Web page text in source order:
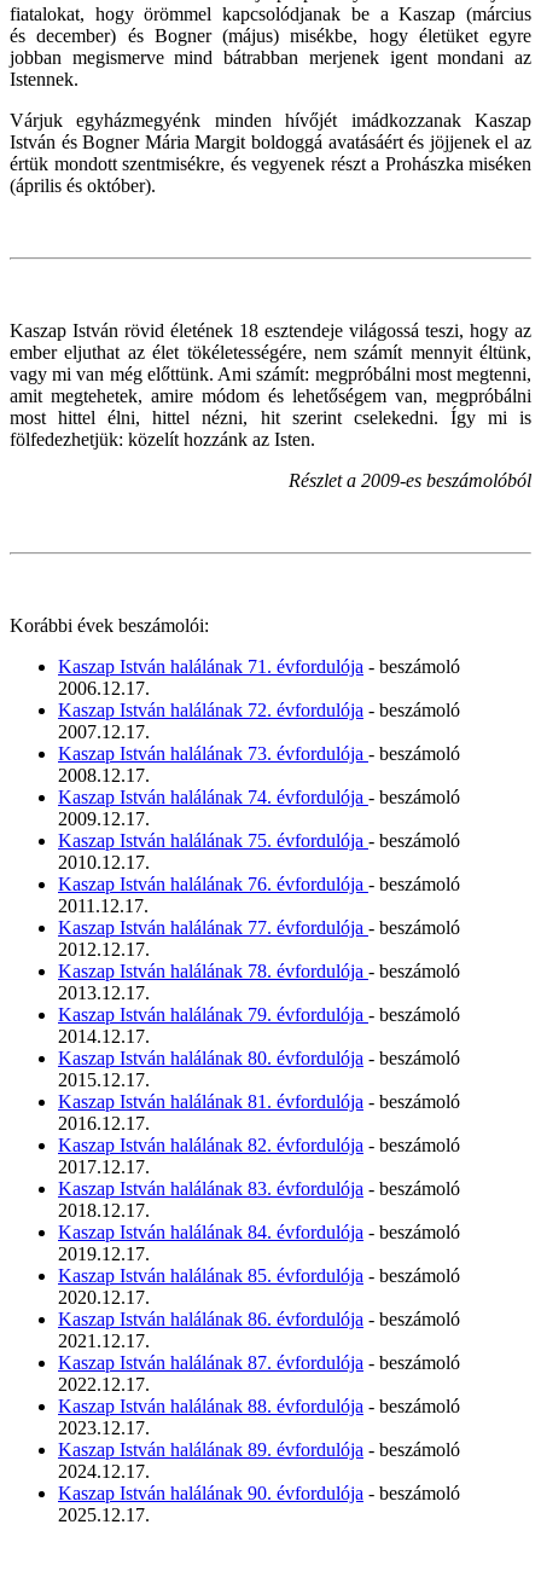
fiatalokat, hogy örömmel kapcsolódjanak be a Kaszap (március
és december) és Bogner (május) misékbe, hogy életüket egyre
jobban megismerve mind bátrabban merjenek igent mondani az
Istennek.
Várjuk egyházmegyénk minden hívőjét imádkozzanak Kaszap
István és Bogner Mária Margit boldoggá avatásáért és jöjjenek el az
értük mondott szentmisékre, és vegyenek részt a Prohászka miséken
(április és október).
Kaszap István rövid életének 18 esztendeje világossá teszi, hogy az
ember eljuthat az élet tökéletességére, nem számít mennyit éltünk,
vagy mi van még előttünk. Ami számít: megpróbálni most megtenni,
amit megtehetek, amire módom és lehetőségem van, megpróbálni
most hittel élni, hittel nézni, hit szerint cselekedni. Így mi is
fölfedezhetjük: közelít hozzánk az Isten.
Részlet a 2009-es beszámolóból
Korábbi évek beszámolói:
Kaszap István halálának 71. évfordulója - beszámoló
2006.12.17.
Kaszap István halálának 72. évfordulója - beszámoló
2007.12.17.
Kaszap István halálának 73. évfordulója - beszámoló
2008.12.17.
Kaszap István halálának 74. évfordulója - beszámoló
2009.12.17.
Kaszap István halálának 75. évfordulója - beszámoló
2010.12.17.
Kaszap István halálának 76. évfordulója - beszámoló
2011.12.17.
Kaszap István halálának 77. évfordulója - beszámoló
2012.12.17.
Kaszap István halálának 78. évfordulója - beszámoló
2013.12.17.
Kaszap István halálának 79. évfordulója - beszámoló
2014.12.17.
Kaszap István halálának 80. évfordulója - beszámoló
2015.12.17.
Kaszap István halálának 81. évfordulója - beszámoló
2016.12.17.
Kaszap István halálának 82. évfordulója - beszámoló
2017.12.17.
Kaszap István halálának 83. évfordulója - beszámoló
2018.12.17.
Kaszap István halálának 84. évfordulója - beszámoló
2019.12.17.
Kaszap István halálának 85. évfordulója - beszámoló
2020.12.17.
Kaszap István halálának 86. évfordulója - beszámoló
2021.12.17.
Kaszap István halálának 87. évfordulója - beszámoló
2022.12.17.
Kaszap István halálának 88. évfordulója - beszámoló
2023.12.17.
Kaszap István halálának 89. évfordulója - beszámoló
2024.12.17.
Kaszap István halálának 90. évfordulója - beszámoló
2025.12.17.